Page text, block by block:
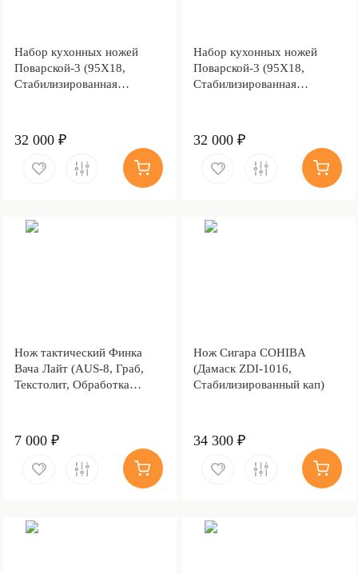
Набор кухонных ножей
Поварской-3 (95Х18,
Стабилизированная
32 000 ₽
Набор кухонных ножей
Поварской-3 (95Х18,
Стабилизированная
32 000 ₽
Нож тактический Финка
Вача Лайт (AUS-8, Граб,
Текстолит, Обработка
7 000 ₽
Нож Сигара COHIBA
(Дамаск ZDI-1016,
Стабилизированный кап)
34 300 ₽